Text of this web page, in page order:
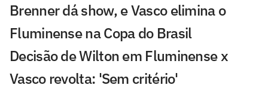
Brenner dá show, e Vasco elimina o
Fluminense na Copa do Brasil
Decisão de Wilton em Fluminense x
Vasco revolta: 'Sem critério'